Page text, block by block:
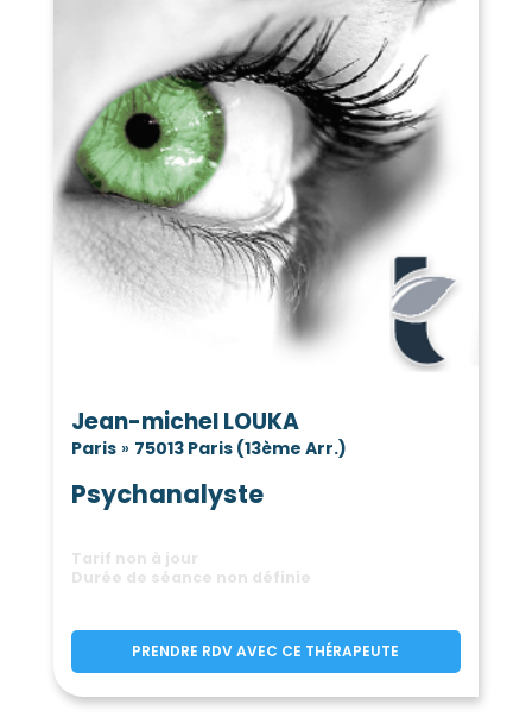
Jean-michel LOUKA
Paris» 75013 Paris (13ème Arr.)
Psychanalyste
Tarif non à jour
Durée de séance non définie
PRENDRE RDV AVEC CE THÉRAPEUTE